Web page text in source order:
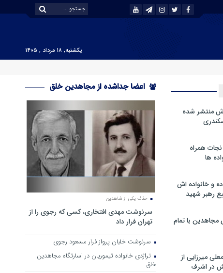
یکشنبه, ۱۸ مرداد , ۱۴۰۵
منتشر شده
همراه
ها
و خانواده اش
رهبر شهید
مجاهدین با تمام
میرزایی از
در اشرف
اعضا جداشده از مجاهدین خلق
حذف یکی از شاهدین
سرنوشت مهدی افتخاری، کسی که رجوی را از
تهران فرار داد
سرنوشت خلبان پرواز فرار مسعود رجوی
تراژدی خانواده تیموریان در اسارتگاه مجاهدین
خلق